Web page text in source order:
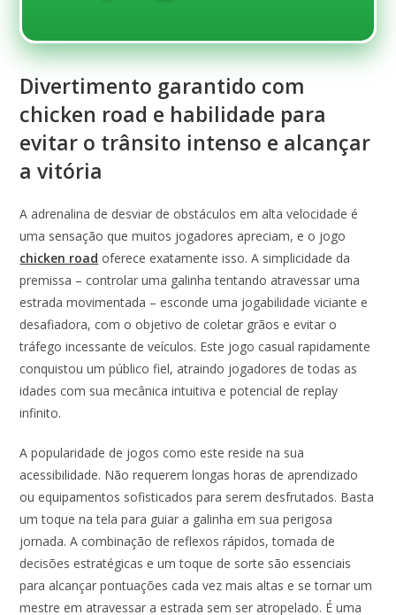
Divertimento garantido com
chicken road e habilidade para
evitar o trânsito intenso e alcançar
a vitória
A adrenalina de desviar de obstáculos em alta velocidade é
uma sensação que muitos jogadores apreciam, e o jogo
chicken road oferece exatamente isso. A simplicidade da
premissa – controlar uma galinha tentando atravessar uma
estrada movimentada – esconde uma jogabilidade viciante e
desafiadora, com o objetivo de coletar grãos e evitar o
tráfego incessante de veículos. Este jogo casual rapidamente
conquistou um público fiel, atraindo jogadores de todas as
idades com sua mecânica intuitiva e potencial de replay
infinito.
A popularidade de jogos como este reside na sua
acessibilidade. Não requerem longas horas de aprendizado
ou equipamentos sofisticados para serem desfrutados. Basta
um toque na tela para guiar a galinha em sua perigosa
jornada. A combinação de reflexos rápidos, tomada de
decisões estratégicas e um toque de sorte são essenciais
para alcançar pontuações cada vez mais altas e se tornar um
mestre em atravessar a estrada sem ser atropelado. É uma